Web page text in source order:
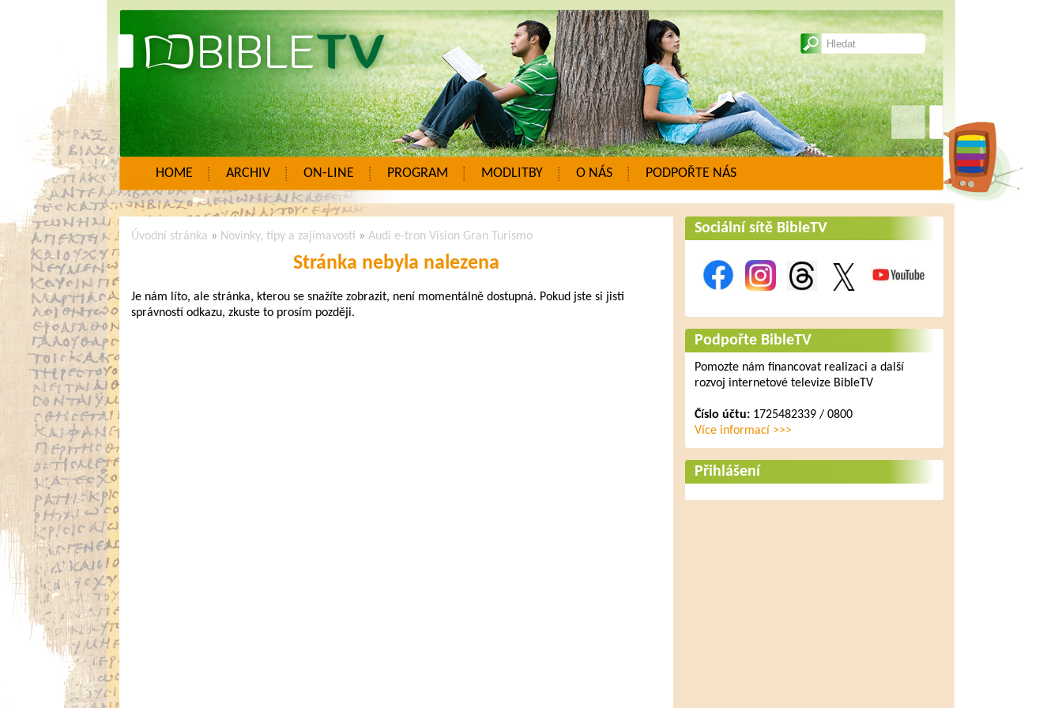
HOME ARCHIV ON-LINE PROGRAM MODLITBY O NÁS PODPOŘTE NÁS
Úvodní stránka » Novinky, tipy a zajímavosti » Audi e-tron Vision Gran Turismo
Stránka nebyla nalezena
Je nám líto, ale stránka, kterou se snažíte zobrazit, není momentálně dostupná. Pokud jste si jisti
správností odkazu, zkuste to prosím později.
Sociální sítě BibleTV
Podpořte BibleTV
Pomozte nám financovat realizaci a další
rozvoj internetové televize BibleTV
Číslo účtu:1725482339 / 0800
Více informací >>>
Přihlášení